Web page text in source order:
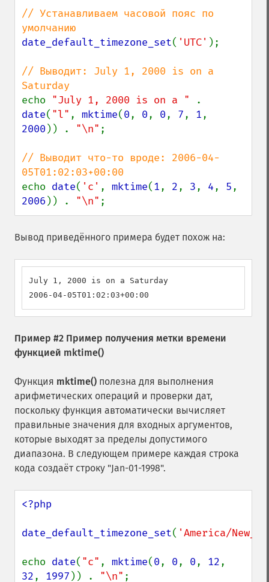
// Устанавливаем часовой пояс по
date_default_timezone_set( 'UTC' );
// Выводит: July 1, 2000 is on a
echo "July 1, 2000 is on a "
date( "l" , mktime(0, 0, 0, 7, 1
2000 )) . "\n" ;
// Выводит что-то вроде: 2006-04-
echo date( 'c' , mktime(1, 2, 3, 4, 5
2006 )) . "\n" ;
Вывод приведённого примера будет похож на:
July 1, 2000 is on a Saturday
2006-04-05T01:02:03+00:00
Пример #2 Пример получения метки времени
функцией mktime()
Функция mktime() полезна для выполнения
арифметических операций и проверки дат,
поскольку функция автоматически вычисляет
правильные значения для входных аргументов,
которые выходят за пределы допустимого
диапазона. В следующем примере каждая строка
кода создаёт строку "Jan-01-1998".
<?php
date_default_timezone_set( 'America/
echo date( "c" , mktime(0, 0, 0, 12
32, 1997 )) . "\n" ;